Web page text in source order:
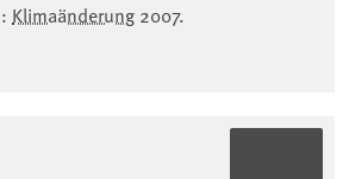
Klimaänderung 2007.